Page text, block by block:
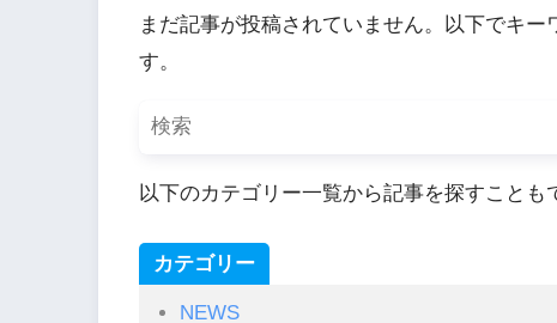
まだ記事が投稿されていません。以下でキ
す。
以下のカテゴリー一覧から記事を探すことも
カテゴリー
NEWS